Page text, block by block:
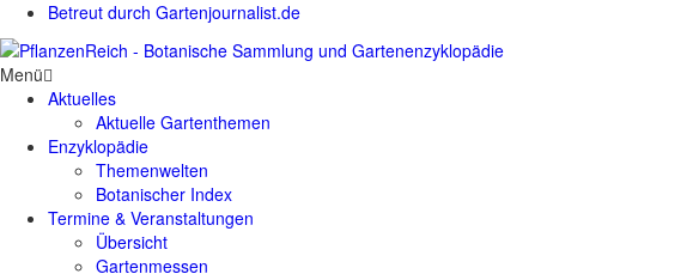
Betreut durch Gartenjournalist.de
Menü
Aktuelles
Aktuelle Gartenthemen
Enzyklopädie
Themenwelten
Botanischer Index
Termine & Veranstaltungen
Übersicht
Gartenmessen